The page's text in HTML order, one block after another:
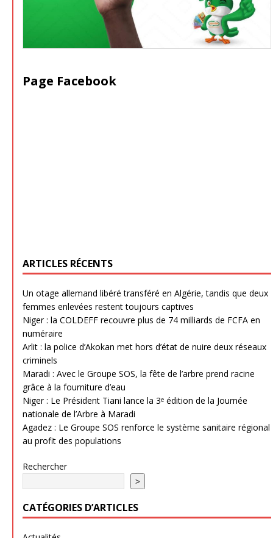
Page Facebook
ARTICLES RÉCENTS
Un otage allemand libéré transféré en Algérie, tandis que deux
femmes enlevées restent toujours captives
Niger : la COLDEFF recouvre plus de 74 milliards de FCFA en
numéraire
Arlit : la police d’Akokan met hors d’état de nuire deux réseaux
criminels
Maradi : Avec le Groupe SOS, la fête de l’arbre prend racine
grâce à la fourniture d’eau
Niger : Le Président Tiani lance la 3ᵉ édition de la Journée
nationale de l’Arbre à Maradi
Agadez : Le Groupe SOS renforce le système sanitaire régional
au profit des populations
Rechercher
>
CATÉGORIES D’ARTICLES